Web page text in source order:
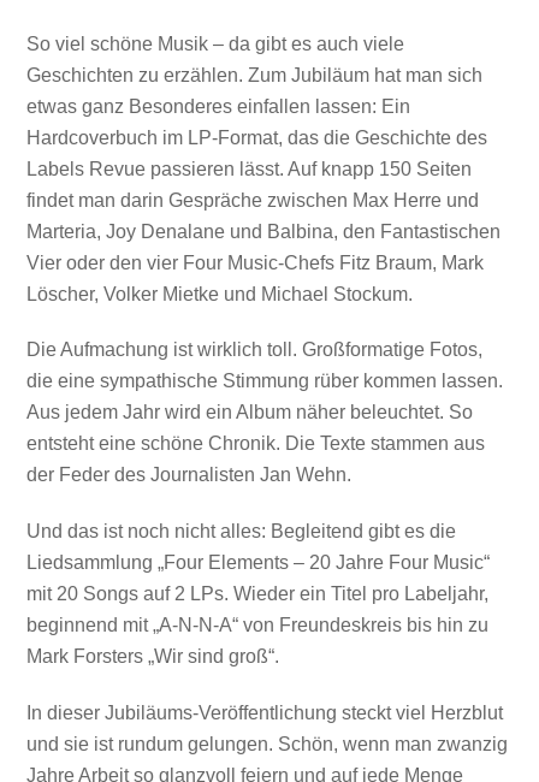
So viel schöne Musik – da gibt es auch viele
Geschichten zu erzählen. Zum Jubiläum hat man sich
etwas ganz Besonderes einfallen lassen: Ein
Hardcoverbuch im LP-Format, das die Geschichte des
Labels Revue passieren lässt. Auf knapp 150 Seiten
findet man darin Gespräche zwischen Max Herre und
Marteria, Joy Denalane und Balbina, den Fantastischen
Vier oder den vier Four Music-Chefs Fitz Braum, Mark
Löscher, Volker Mietke und Michael Stockum.
Die Aufmachung ist wirklich toll. Großformatige Fotos,
die eine sympathische Stimmung rüber kommen lassen.
Aus jedem Jahr wird ein Album näher beleuchtet. So
entsteht eine schöne Chronik. Die Texte stammen aus
der Feder des Journalisten Jan Wehn.
Und das ist noch nicht alles: Begleitend gibt es die
Liedsammlung „Four Elements – 20 Jahre Four Music“
mit 20 Songs auf 2 LPs. Wieder ein Titel pro Labeljahr,
beginnend mit „A-N-N-A“ von Freundeskreis bis hin zu
Mark Forsters „Wir sind groß“.
In dieser Jubiläums-Veröffentlichung steckt viel Herzblut
und sie ist rundum gelungen. Schön, wenn man zwanzig
Jahre Arbeit so glanzvoll feiern und auf jede Menge